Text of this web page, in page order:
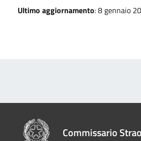
Ultimo aggiornamento: 8 gennaio
Commissario